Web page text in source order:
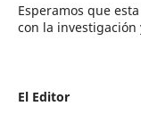
Esperamos que
con la
El Editor